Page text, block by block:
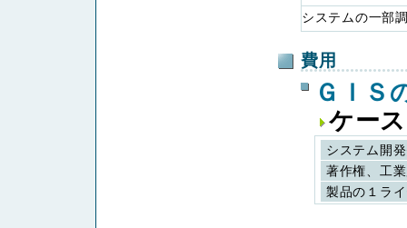
システムの一部
費用
ＧＩＳ
ケー
システム開
著作権、工
製品の１ラ